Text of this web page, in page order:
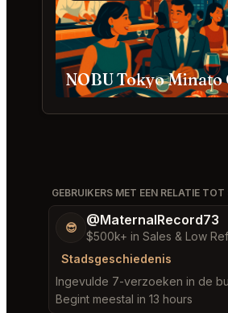
GEBRUIKERS MET EEN RELATIE
😎 @MaternalRecord73
$500k+ in Sales & Low
Stadsgeschiedenis
Ingevulde 7-verzoeken in de
Begint meestal in 13 hours